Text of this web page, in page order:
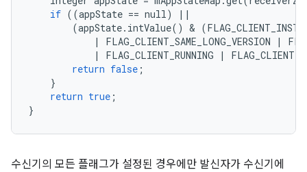
if ((appState == null)
||
(appState. intValue() & (
|
FLAG_CLIENT_SAME_LONG_VERSION |
|
FLAG_CLIENT_RUNNING |
return false ;
}
return true ;
}
수신기의 모든 플래그가 설정된 경우에만 발신자가 수신기에